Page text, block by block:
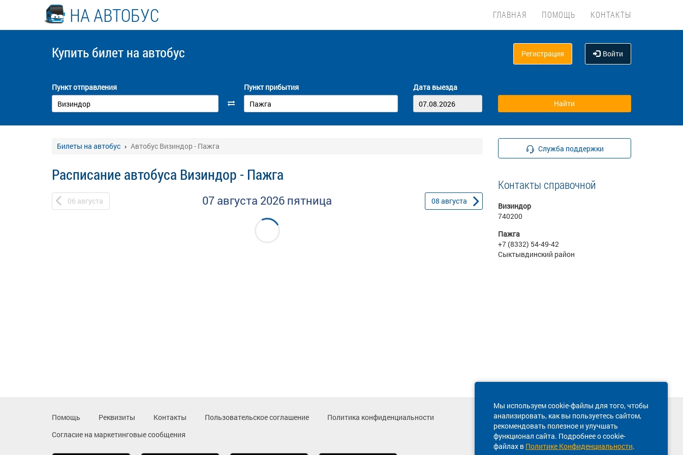
НА АВТОБУС ГЛАВНАЯ ПОМОЩЬ КОНТАКТЫ
Купить билет на автобус Регистрация Войти
Пункт отправления Пункт прибытия Дата выезда
Билеты на автобус Автобус Визиндор - Пажга
Расписание автобуса Визиндор - Пажга
06 августа 07 августа 2026 пятница 08 августа
Служба поддержки
Контакты справочной
Визиндор
740200
Пажга
+7 (8332) 54-49-42
Сыктывдинский район
Мы используем cookie-файлы для того, чтобы
анализировать, как вы пользуетесь сайтом,
рекомендовать полезное и улучшать
функционал сайта. Подробнее о cookie-
файлах в Политике Конфиденциальности.
Помощь Реквизиты Контакты Пользовательское соглашение
Политика конфиденциальности
Согласие на маркетинговые сообщения
Техническая поддержка сайта
8 800 600-03-38